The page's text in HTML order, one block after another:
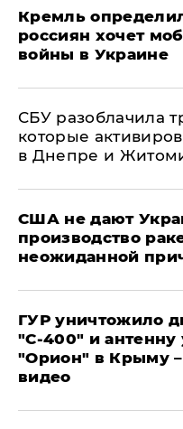
Кремль
россиян хочет
войны в Украине
СБУ разоблачила
которые
в Днепре и
США не дают
производство
неожиданной
ГУР уничтожило
"С‑400" и антенну
"Орион" в Крыму –
видео